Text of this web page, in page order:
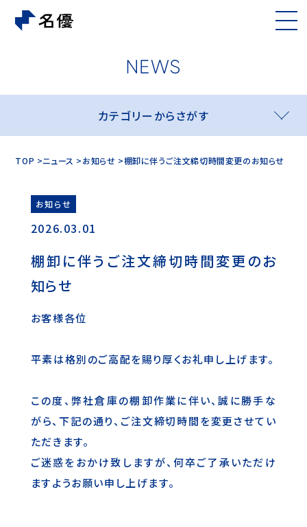
カテゴリーからさがす
TOP ニュース お知らせ 棚卸に伴うご注文締切時間変更のお知らせ
お知らせ
2026.03.01
棚卸に伴うご注文締切時間変更のお
知らせ
お客様各位
平素は格別のご高配を賜り厚くお礼申し上げます。
この度、弊社倉庫の棚卸作業に伴い、誠に勝手な
がら、下記の通り、ご注文締切時間を変更させてい
ただきます。
ご迷惑をおかけ致しますが、何卒ご了承いただけ
ますようお願い申し上げます。